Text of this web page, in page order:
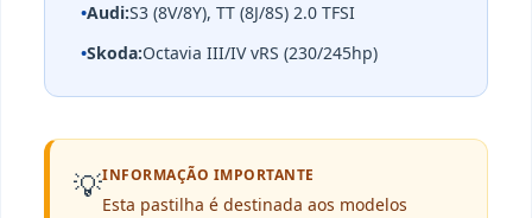
•Audi:S3 (8V/8Y), TT (8J/8S) 2.0 TFSI
•Skoda:Octavia III/IV vRS (230/245hp)
💡INFORMAÇÃO IMPORTANTE
Esta pastilha é destinada aos modelos